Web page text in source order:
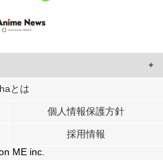
ーザーに合わせたコンテンツや広告の
ートナーに提供しています。
各パートナーに提供した他の情報や、
用したときに収集した他の情報を組み
とは
個人情報保護方針
採用情報
ME inc.